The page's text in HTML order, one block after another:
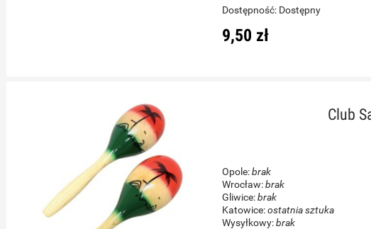
Dostępność: Dostępny
9,50 zł
Club
Opole:brak
Wrocław:brak
Gliwice:brak
Katowice:ostatnia sztuka
Wysyłkowy:brak